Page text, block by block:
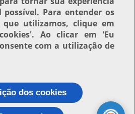
possível. Para entender os
utilizamos, clique em
. Ao clicar em 'Eu
com a utilização de